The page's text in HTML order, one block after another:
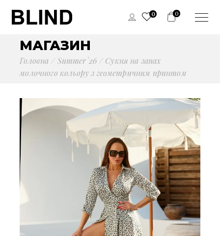
0 0
МАГАЗИН
Головна Summer`26
Сукня на запах
молочного кольору з геометричним принтом